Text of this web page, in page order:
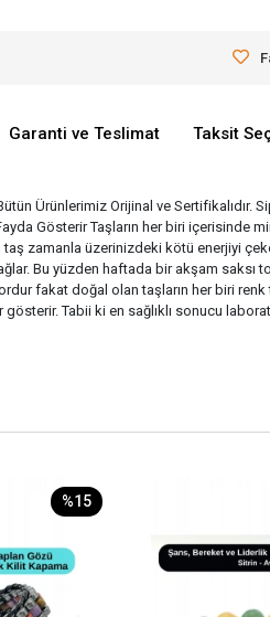
Garanti ve Teslimat Taksit
Ürünlerimiz Orijinal ve
Fayda Gösterir Taşların her biri
zamanla üzerinizdeki kötü enerjiyi
Bu yüzden haftada bir akşam saksı
fakat doğal olan taşların her biri
gösterir. Tabii ki en sağlıklı sonucu
%15